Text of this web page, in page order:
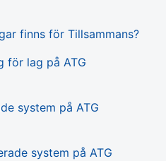
finns för Tillsammans?
för lag på ATG
system på ATG
system på ATG